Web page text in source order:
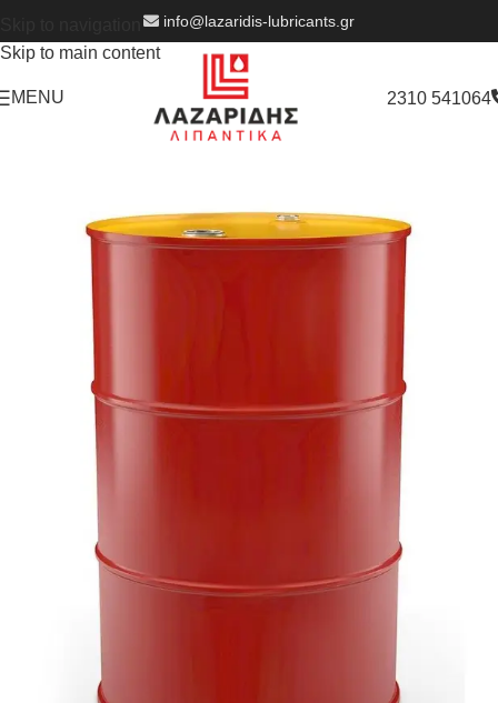
Skip to main content
info@lazaridis-lubricants.gr
MENU 2310 541064